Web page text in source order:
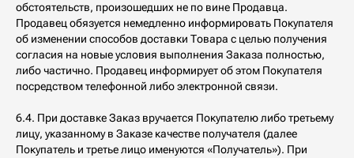
обстоятельств, произошедших не по вине Продавца.
Продавец обязуется немедленно информировать Покупателя
об изменении способов доставки Товара с целью получения
согласия на новые условия выполнения Заказа полностью,
либо частично. Продавец информирует об этом Покупателя
посредством телефонной либо электронной связи.
6.4. При доставке Заказ вручается Покупателю либо третьему
лицу, указанному в Заказе качестве получателя (далее
Покупатель и третье лицо именуются «Получатель»). При